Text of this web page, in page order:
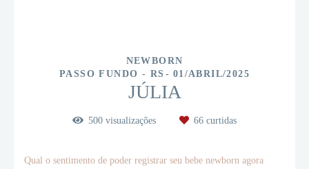
NEWBORN
PASSO FUNDO - RS
01/ABRIL/2025
JÚLIA
500 visualizações 66 curtidas
Qual o sentimento de poder registrar seu bebe newborn agora